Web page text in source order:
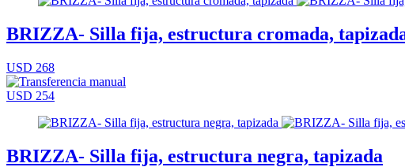
BRIZZA- Silla fija, estructura cromada,
USD 268
USD 254
BRIZZA- Silla fija, estructura negra, tapizada